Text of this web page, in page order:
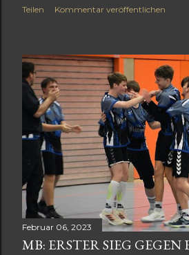
Teilen Kommentar veröffentlichen
Februar 06, 2023
MB: ERSTER SIEG GEGEN